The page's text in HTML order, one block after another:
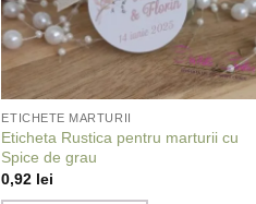
ETICHETE MARTURII
Eticheta Rustica pentru marturii cu
Spice de grau
0,92 lei